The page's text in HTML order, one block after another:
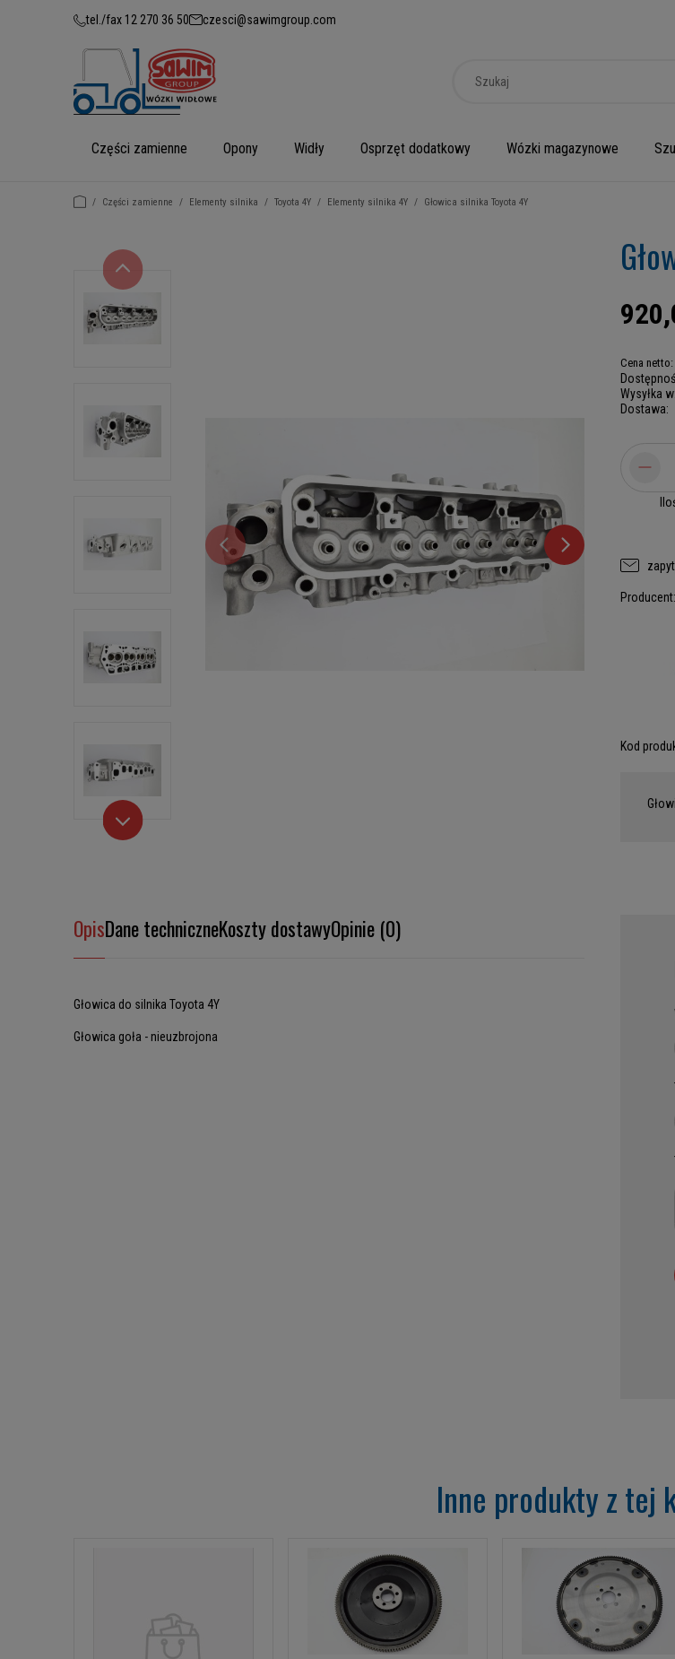
tel./fax 12 270 36 50 czesci@sawimgroup.com
Części zamienne Opony Widły Osprzęt dodatkowy Wózki magazynowe
/ Części zamienne / Elementy silnika / Toyota 4Y / Elementy silnika 4Y / Głowica silnika Toyota 4Y
Cena netto:
Wysyłka w:
Dostawa:
Producent:
Kod
OpisDane techniczneKoszty dostawyOpinie (0)
Głowica do silnika Toyota 4Y
Głowica goła - nieuzbrojona
Inne produkty z tej